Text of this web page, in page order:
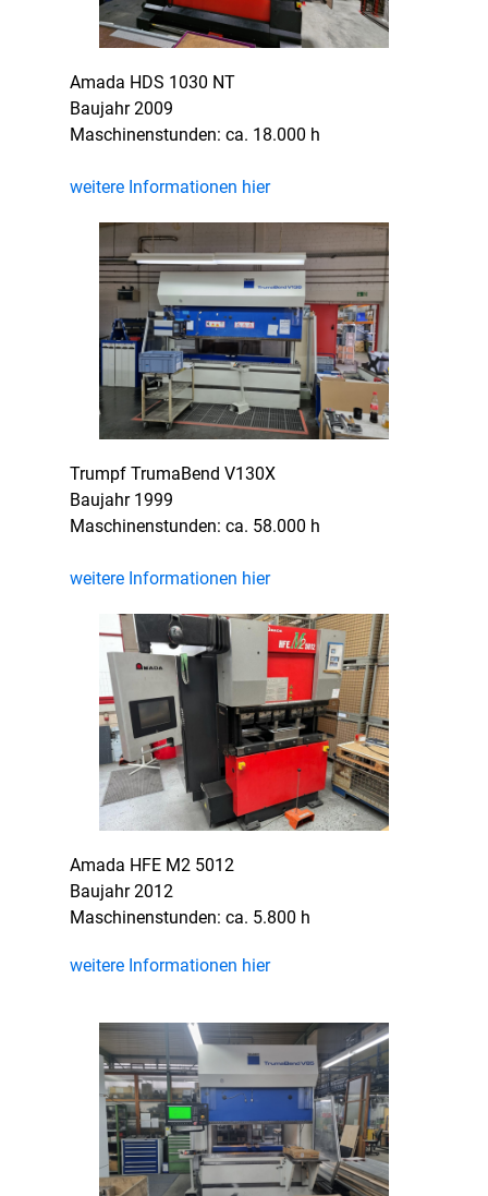
Amada HDS 1030 NT
Baujahr 2009
Maschinenstunden: ca. 18.000 h
weitere Informationen hier
Trumpf TrumaBend V130X
Baujahr 1999
Maschinenstunden: ca. 58.000 h
weitere Informationen hier
Amada HFE M2 5012
Baujahr 2012
Maschinenstunden: ca. 5.800 h
weitere Informationen hier